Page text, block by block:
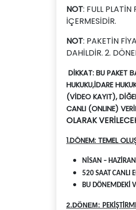
NOT: FULL PLATİN
İÇERMESİDİR.
NOT: PAKETİN
DAHİLDİR. 2.
DİKKAT: BU PAKET
HUKUKU,İDARE
(VİDEO KAYIT),
CANLI (ONLINE)
OLARAK
1.DÖNEM: TEMEL
NİSAN – HAZİRAN
520 SAAT CANLI
BU DÖNEMDEKİ
2.DÖNEM: